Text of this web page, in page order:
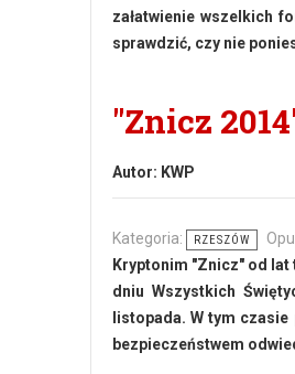
załatwienie wszelkich
sprawdzić, czy nie
"Znicz
Autor: KWP
Kategoria: RZESZÓW
Kryptonim "Znicz" od
dniu Wszystkich
listopada. W tym
bezpieczeństwem